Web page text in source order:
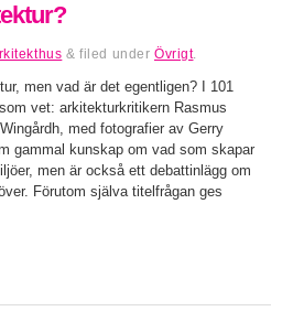
& filed under Övrigt.
men vad är det egentligen? I 101
vet: arkitekturkritikern Rasmus
med fotografier av Gerry
gammal kunskap om vad som skapar
men är också ett debattinlägg om
Förutom själva titelfrågan ges